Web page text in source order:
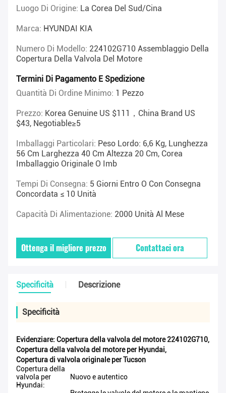
Luogo Di Origine: La Corea Del Sud/Cina
Marca: HYUNDAI KIA
Numero Di Modello: 224102G710 Assemblaggio Della
Copertura Della Valvola Del Motore
Termini Di Pagamento E Spedizione
Quantità Di Ordine Minimo: 1 Pezzo
Prezzo: Korea Genuine US $111，China Brand US
$43, Negotiable≥5
Imballaggi Particolari: Peso Lordo: 6,6 Kg, Lunghezza
56 Cm Larghezza 40 Cm Altezza 20 Cm, Corea
Imballaggio Originale O Imb
Tempi Di Consegna: 5 Giorni Entro O Con Consegna
Concordata ≤ 10 Unità
Capacità Di Alimentazione: 2000 Unità Al Mese
Ottenga il migliore prezzo Contattaci ora
Specificità Descrizione
Specificità
Evidenziare: Copertura della valvola del motore 224102G710,
Copertura della valvola del motore per Hyundai,
Copertura di valvola originale per Tucson
Copertura della
valvola per
Hyundai:
Nuovo e autentico